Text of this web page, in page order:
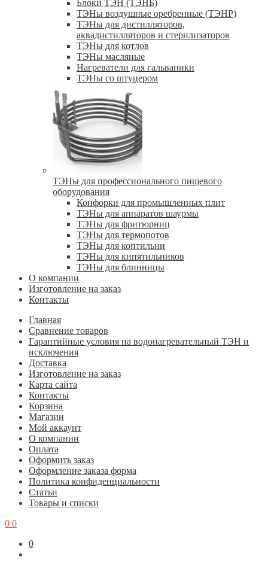
Блоки ТЭН (ТЭНБ)
ТЭНы воздушные оребренные (ТЭНР)
ТЭНы для дистилляторов,
аквадистилляторов и стерилизаторов
ТЭНы для котлов
ТЭНы масляные
Нагреватели для гальваники
ТЭНы со штуцером
ТЭНы для профессионального пищевого
оборудования
Конфорки для промышленных плит
ТЭНы для аппаратов шаурмы
ТЭНы для фритюрниц
ТЭНы для термопотов
ТЭНы для коптильни
ТЭНы для кипятильников
ТЭНы для блинницы
О компании
Изготовление на заказ
Контакты
Главная
Cравнение товаров
Гарантийные условия на водонагревательный ТЭН и
исключения
Доставка
Изготовление на заказ
Карта сайта
Контакты
Корзина
Магазин
Мой аккаунт
О компании
Оплата
Оформить заказ
Оформление заказа форма
Политика конфиденциальности
Статьи
Товары и списки
0 0
0